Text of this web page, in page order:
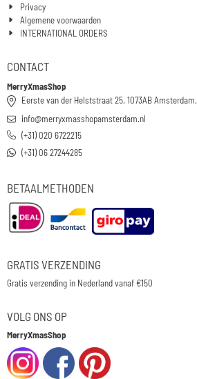
Privacy
Algemene voorwaarden
INTERNATIONAL ORDERS
CONTACT
MerryXmasShop
Eerste van der Helststraat 25, 1073AB
info@merryxmasshopamsterdam.nl
(+31) 020 6722215
(+31) 06 27244285
BETAALMETHODEN
GRATIS VERZENDING
Gratis verzending in Nederland vanaf €150
VOLG ONS OP
MerryXmasShop